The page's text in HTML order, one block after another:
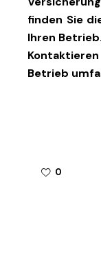
finden Sie
Ihren Betrieb.
Betrieb
0